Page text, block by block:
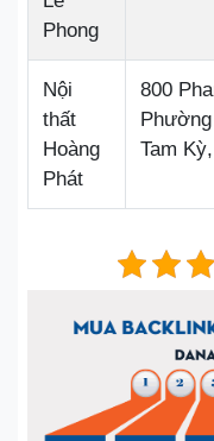
Phong
Nội
thất
Hoàng
Phát
800
Tam